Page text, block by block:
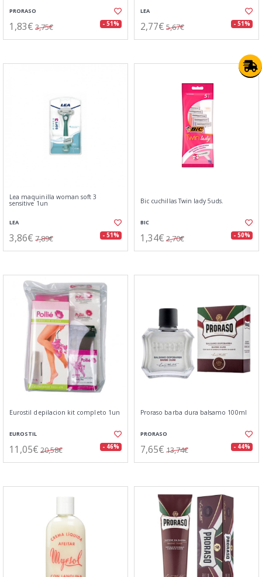
PRORASO
1,83€ 3,75€ - 51%
LEA
2,77€ 5,67€ - 51%
Lea maquinilla woman soft 3
sensitive 1un
LEA
3,86€ 7,89€ - 51%
Bic cuchillas Twin lady 5uds.
BIC
1,34€ 2,70€ - 50%
Eurostil depilacion kit completo 1un
EUROSTIL
11,05€ 20,58€ - 46%
Proraso barba dura balsamo 100ml
PRORASO
7,65€ 13,74€ - 44%